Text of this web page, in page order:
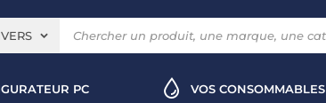
PC VOS CONSOMMABLES